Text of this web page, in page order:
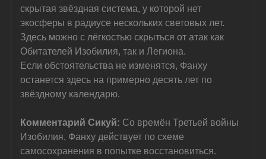
скрытая звёздная система, у которой нет
экосферы в радиусе нескольких световых лет.
Здесь можно с лёгкостью скрыться от атак как
Обитателей Изобилия, так и Легиона.
Если обстоятельства не изменятся, Фанху
останется здесь на примерно десять лет по
звёздному календарю.
Комментарий Сикуй: Со времён Третьей войны
Изобилия, Фанху действует по схеме
самосохранения в попытке восстановиться.